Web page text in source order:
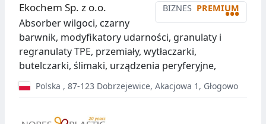
BIZNES PREMIUM
•••
Ekochem Sp. z o.o.
Absorber wilgoci, czarny
barwnik, modyfikatory udarności, granulaty i
regranulaty TPE, przemiały, wytłaczarki,
butelczarki, ślimaki, urządzenia peryferyjne,
Polska , 87-123 Dobrzejewice, Akacjowa 1, Głogowo